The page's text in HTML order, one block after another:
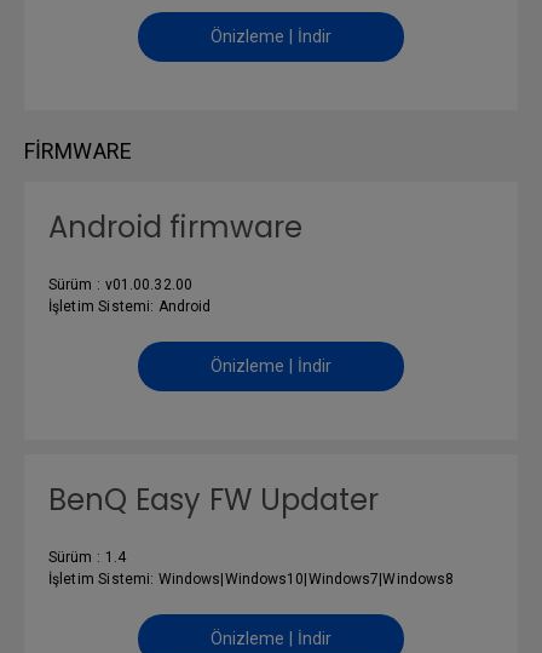
Önizleme | İndir
FIRMWARE
Android firmware
Sürüm : v01.00.32.00
İşletim Sistemi: Android
Önizleme | İndir
BenQ Easy FW Updater
Sürüm : 1.4
İşletim Sistemi: Windows|Windows10|Windows7|Windows8
Önizleme | İndir